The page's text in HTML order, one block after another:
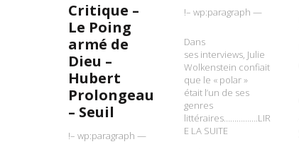
!– wp:paragraph —
Dans
ses interviews, Julie
Wolkenstein confiait
que le « polar »
était l’un de ses
genres
littéraires…………….LIR
E LA SUITE
Critique –
Le Poing
armé de
Dieu –
Hubert
Prolongeau
– Seuil
!– wp:paragraph —